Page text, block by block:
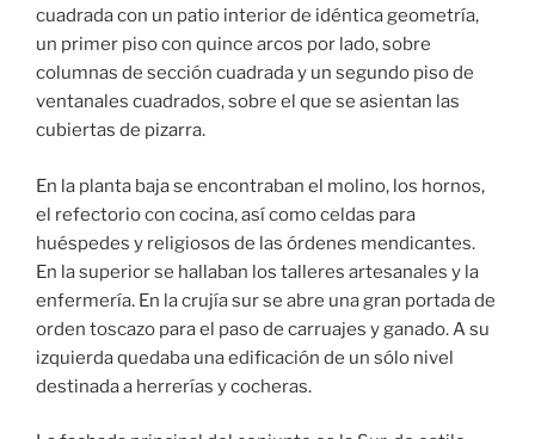
cuadrada con un patio interior de idéntica geometría,
un primer piso con quince arcos por lado, sobre
columnas de sección cuadrada y un segundo piso de
ventanales cuadrados, sobre el que se asientan las
cubiertas de pizarra.
En la planta baja se encontraban el molino, los hornos,
el refectorio con cocina, así como celdas para
huéspedes y religiosos de las órdenes mendicantes.
En la superior se hallaban los talleres artesanales y la
enfermería. En la crujía sur se abre una gran portada de
orden toscazo para el paso de carruajes y ganado. A su
izquierda quedaba una edificación de un sólo nivel
destinada a herrerías y cocheras.